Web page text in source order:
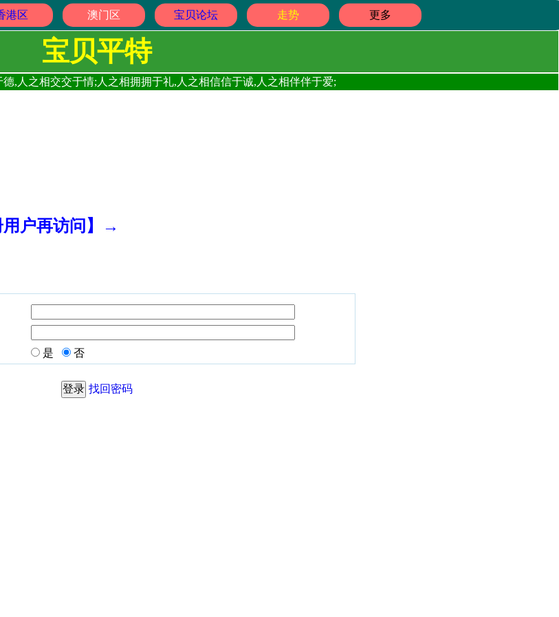
港区 澳门区 宝贝论坛 走势 更多
宝贝平特
,人之相交交于情;人之相拥拥于礼,人之相信信于诚,人之相伴伴于爱;
用户再访问】→
是 否
找回密码